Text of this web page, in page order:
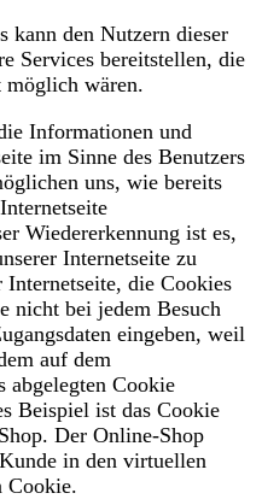
kann den Nutzern dieser
Services bereitstellen, die
möglich wären.
Informationen und
im Sinne des Benutzers
uns, wie bereits
Wiedererkennung ist es,
Internetseite zu
die Cookies
nicht bei jedem Besuch
eingeben, weil
auf dem
abgelegten Cookie
Beispiel ist das Cookie
Der Online-Shop
in den virtuellen
Cookie.